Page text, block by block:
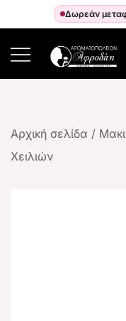
Δωρεάν
Αρχική σελίδα /
Χειλιών